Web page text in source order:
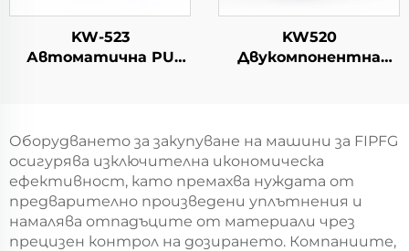
KW-523
Автоматична PU
Врати FIPFG машина
Имитация на
шкафчета Rittal
KW520
Двукомпонентна
енергия Машина за
пенено запечатване
Pu машина за
правене на прегради
Оборудването за закупуване на машини за FIPFG
осигурява изключителна икономическа
ефективност, като премахва нуждата от
предварително произведени уплътнения и
намалява отпадъците от материали чрез
прецизен контрол на дозирането. Компаниите,